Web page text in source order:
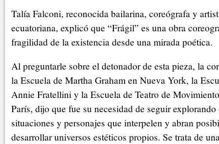
Talía Falconi, reconocida bailarina, coreógrafa y
ecuatoriana, explicó que “Frágil” es una obra
fragilidad de la existencia desde una mirada poética.
Al preguntarle sobre el detonador de esta pieza, la
la Escuela de Martha Graham en Nueva York, la
Annie Fratellini y la Escuela de Teatro de
París, dijo que fue su necesidad de seguir
situaciones y personajes que interpelen y abran
desarrollar universos estéticos propios. Se trata de